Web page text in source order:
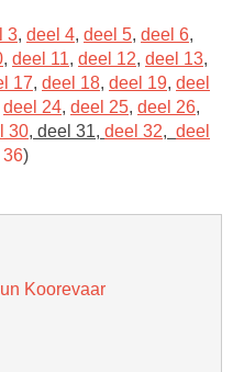
3, deel 4, deel 5, deel 6,
, deel 11, deel 12, deel 13,
17, deel 18, deel 19, deel
deel 24, deel 25, deel 26,
30, deel 31, deel 32, deel
36)
Koorevaar